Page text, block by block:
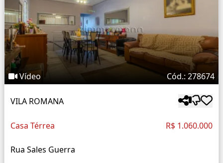
Vídeo Cód.: 278674
VILA ROMANA
Casa Térrea R$ 1.060.000
Rua Sales Guerra